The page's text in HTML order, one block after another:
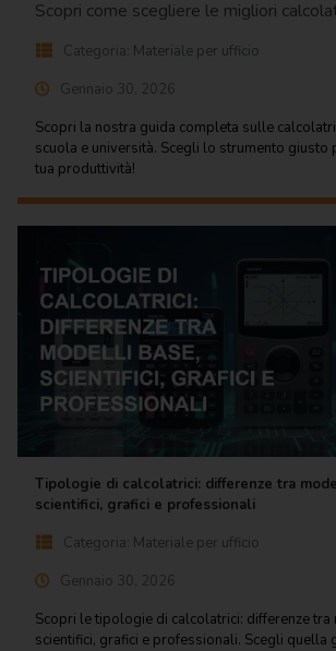
Scopri come scegliere le migliori
Categoria: Materiale per ufficio
Gennaio 30, 2026
Scopri la nostra guida completa sulle
scuola e università. Scegli lo strumento giusto
tua produttività!
Tipologie di calcolatrici: differenze tra
scientifici, grafici e professionali
Categoria: Materiale per ufficio
Gennaio 30, 2026
Scopri le tipologie di calcolatrici: differenze tra
scientifici, grafici e professionali. Scegli quella